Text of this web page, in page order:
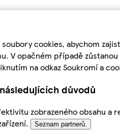
cookies, abychom
V opačném případě
na odkaz Soukromí a
důvodů
zobrazeného obsahu
Seznam partnerů.